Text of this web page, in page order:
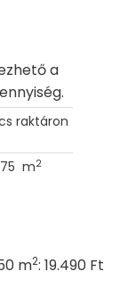
a
raktáron
m2
m2: 19.490 Ft